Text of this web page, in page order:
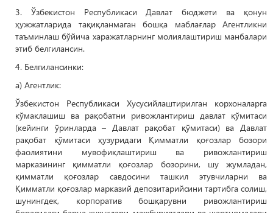
3. Ўзбекистон Республикаси Давлат бюджети ва қонун
ҳужжатларида тақиқланмаган бошқа маблағлар Агентликни
таъминлаш бўйича харажатларнинг молиялаштириш манбалари
этиб белгилансин.
4. Белгилансинки:
а) Агентлик:
Ўзбекистон Республикаси Хусусийлаштирилган корхоналарга
кўмаклашиш ва рақобатни ривожлантириш давлат қўмитаси
(кейинги ўринларда – Давлат рақобат қўмитаси) ва Давлат
рақобат қўмитаси ҳузуридаги Қимматли қоғозлар бозори
фаолиятини мувофиқлаштириш ва ривожлантириш
марказининг қимматли қоғозлар бозорини, шу жумладан,
қимматли қоғозлар савдосини ташкил этувчиларни ва
Қимматли қоғозлар марказий депозитарийсини тартибга солиш,
шунингдек, корпоратив бошқарувни ривожлантириш